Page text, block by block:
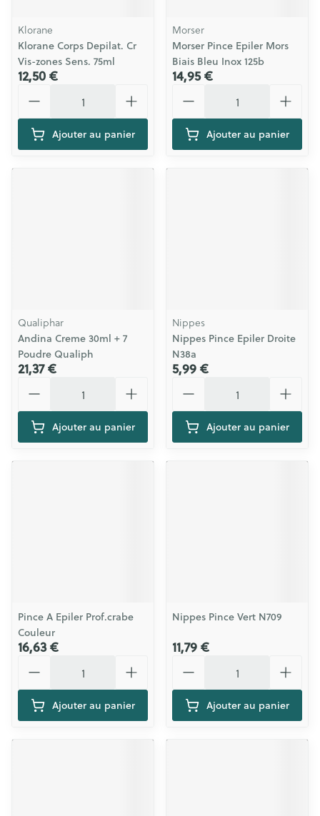
Klorane
Klorane Corps Depilat. Cr
Vis-zones Sens. 75ml
12,50 €
Ajouter au panier
Morser
Morser Pince Epiler Mors
Biais Bleu Inox 125b
14,95 €
Ajouter au panier
Qualiphar
Andina Creme 30ml + 7
Poudre Qualiph
21,37 €
Ajouter au panier
Nippes
Nippes Pince Epiler Droite
N38a
5,99 €
Ajouter au panier
Pince A Epiler Prof.crabe
Couleur
16,63 €
Ajouter au panier
Nippes Pince Vert N709
11,79 €
Ajouter au panier